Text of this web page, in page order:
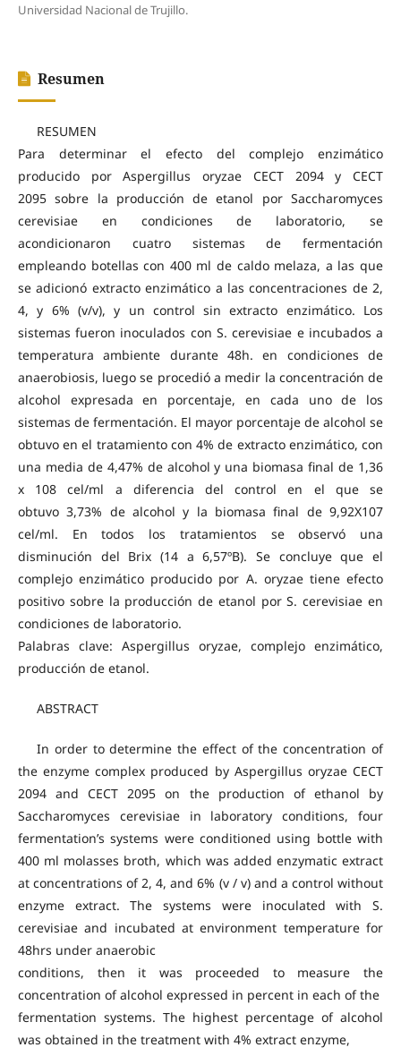
Universidad Nacional de Trujillo.
Resumen
RESUMEN
Para determinar el efecto del complejo enzimático
producido por Aspergillus oryzae CECT 2094 y CECT
2095 sobre la producción de etanol por Saccharomyces
cerevisiae en condiciones de laboratorio, se
acondicionaron cuatro sistemas de fermentación
empleando botellas con 400 ml de caldo melaza, a las que
se adicionó extracto enzimático a las concentraciones de 2,
4, y 6% (v/v), y un control sin extracto enzimático. Los
sistemas fueron inoculados con S. cerevisiae e incubados a
temperatura ambiente durante 48h. en condiciones de
anaerobiosis, luego se procedió a medir la concentración de
alcohol expresada en porcentaje, en cada uno de los
sistemas de fermentación. El mayor porcentaje de alcohol se
obtuvo en el tratamiento con 4% de extracto enzimático, con
una media de 4,47% de alcohol y una biomasa final de 1,36
x 108 cel/ml a diferencia del control en el que se
obtuvo 3,73% de alcohol y la biomasa final de 9,92X107
cel/ml. En todos los tratamientos se observó una
disminución del Brix (14 a 6,57ºB). Se concluye que el
complejo enzimático producido por A. oryzae tiene efecto
positivo sobre la producción de etanol por S. cerevisiae en
condiciones de laboratorio.
Palabras clave: Aspergillus oryzae, complejo enzimático,
producción de etanol.
ABSTRACT
In order to determine the effect of the concentration of
the enzyme complex produced by Aspergillus oryzae CECT
2094 and CECT 2095 on the production of ethanol by
Saccharomyces cerevisiae in laboratory conditions, four
fermentation’s systems were conditioned using bottle with
400 ml molasses broth, which was added enzymatic extract
at concentrations of 2, 4, and 6% (v / v) and a control without
enzyme extract. The systems were inoculated with S.
cerevisiae and incubated at environment temperature for
48hrs under anaerobic
conditions, then it was proceeded to measure the
concentration of alcohol expressed in percent in each of the
fermentation systems. The highest percentage of alcohol
was obtained in the treatment with 4% extract enzyme,